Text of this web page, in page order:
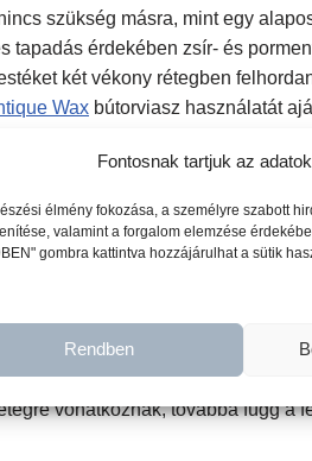
Fontosnak tartjuk az
élmény fokozása, a személyre szabott
valamint a forgalom elemzése
gombra kattintva hozzájárulhat a sütik
Rendben
szükség másra, mint egy
tapadás érdekében zsír- és
két vékony rétegben
Wax bútorviasz használatát
felületekre az
a Vintage Paint
áll rendelkezésedre.
tartalma, pedig 7 – 10 m2
vonatkoznak, továbbá függ a